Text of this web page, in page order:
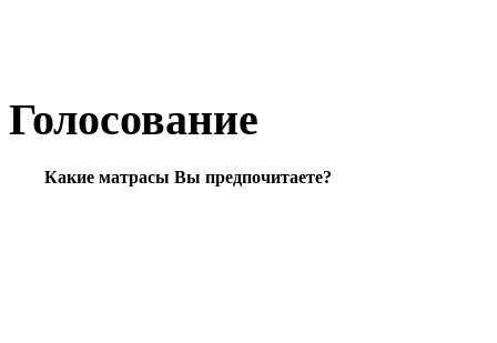
Голосование
Какие матрасы Вы предпочитаете?